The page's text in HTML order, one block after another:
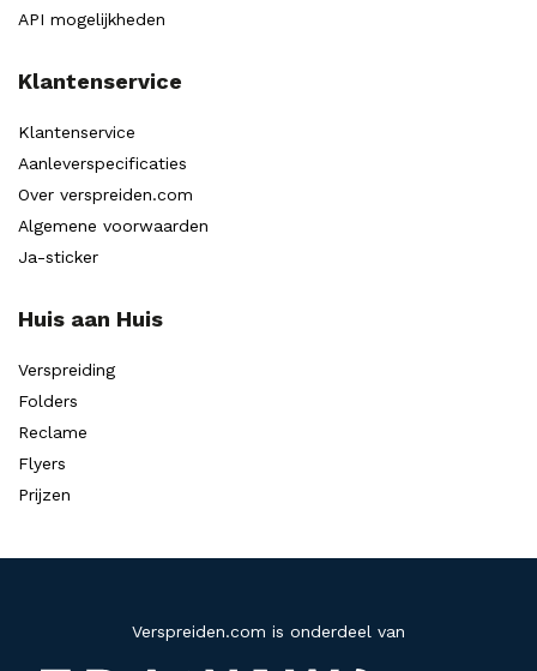
API mogelijkheden
Klantenservice
Klantenservice
Aanleverspecificaties
Over verspreiden.com
Algemene voorwaarden
Ja-sticker
Huis aan Huis
Verspreiding
Folders
Reclame
Flyers
Prijzen
Verspreiden.com is onderdeel van